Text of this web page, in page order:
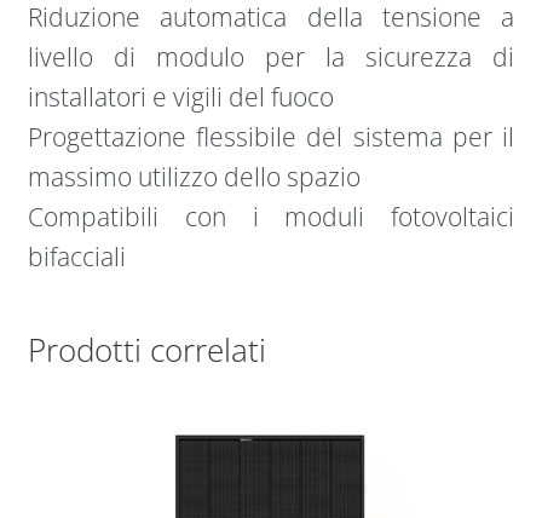
Riduzione automatica della tensione a
livello di modulo per la sicurezza di
installatori e vigili del fuoco
Progettazione flessibile del sistema per il
massimo utilizzo dello spazio
Compatibili con i moduli fotovoltaici
bifacciali
Prodotti correlati